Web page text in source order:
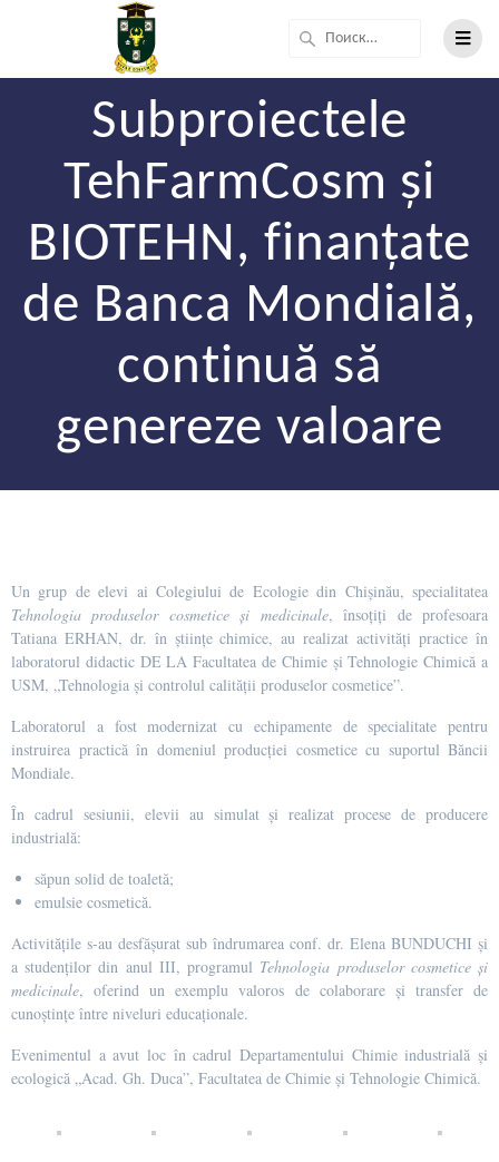
Subproiectele
TehFarmCosm și
BIOTEHN, finanțate
de Banca Mondială,
continuă să
genereze valoare
Un grup de elevi ai Colegiului de Ecologie din Chișinău, specialitatea
Tehnologia produselor cosmetice și medicinale, însoțiți de profesoara
Tatiana ERHAN, dr. în științe chimice, au realizat activități practice în
laboratorul didactic DE LA Facultatea de Chimie și Tehnologie Chimică a
USM, „Tehnologia și controlul calității produselor cosmetice”.
Laboratorul a fost modernizat cu echipamente de specialitate pentru
instruirea practică în domeniul producției cosmetice cu suportul Băncii
Mondiale.
În cadrul sesiunii, elevii au simulat și realizat procese de producere
industrială:
săpun solid de toaletă;
emulsie cosmetică.
Activitățile s-au desfășurat sub îndrumarea conf. dr. Elena BUNDUCHI și
a studenților din anul III, programul Tehnologia produselor cosmetice și
medicinale, oferind un exemplu valoros de colaborare și transfer de
cunoștințe între niveluri educaționale.
Evenimentul a avut loc în cadrul Departamentului Chimie industrială și
ecologică „Acad. Gh. Duca”, Facultatea de Chimie și Tehnologie Chimică.